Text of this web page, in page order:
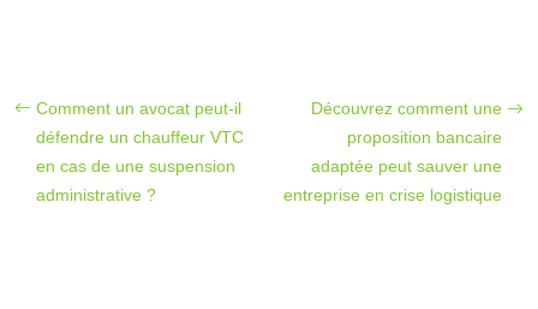
Comment un avocat peut-il
défendre un chauffeur VTC
en cas de une suspension
administrative ?
Découvrez comment une
proposition bancaire
adaptée peut sauver une
entreprise en crise logistique